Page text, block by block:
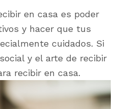
en casa es poder
y hacer que tus
cuidados. Si
y el arte de recibir
recibir en casa.